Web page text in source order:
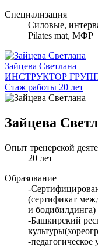
Специализация
Cиловые,
Pilates mat, МФР
Зайцева Светлана
ИНСТРУКТОР
Стаж работы 20 лет
Зайцева
Опыт тренерской
20 лет
Образование
-
(сертификат
и бодибилдинга)
-Башкирский
-